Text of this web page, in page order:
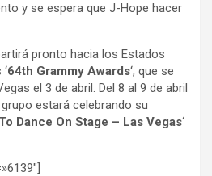
y se espera que J-Hope hacer
pronto hacia los Estados
64th Grammy Awards‘, que se
el 3 de abril. Del 8 al 9 de abril
estará celebrando su
Dance On Stage – Las Vegas‘